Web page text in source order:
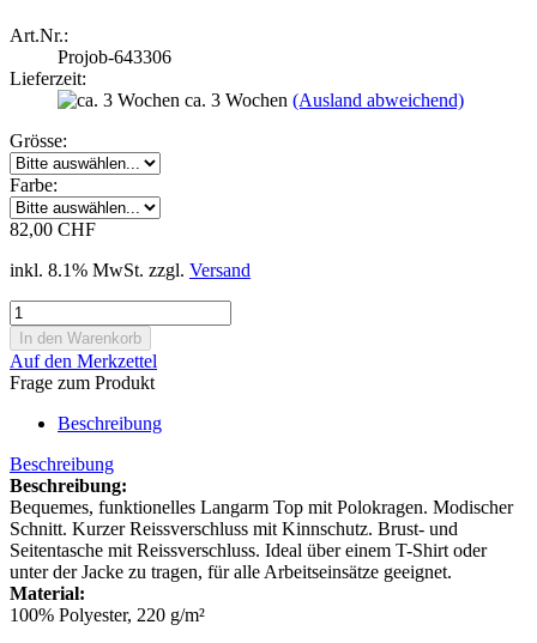
Art.Nr.:
Projob-643306
Lieferzeit:
ca. 3 Wochen (Ausland abweichend)
Grösse:
Farbe:
82,00 CHF
inkl. 8.1% MwSt. zzgl. Versand
Auf den Merkzettel
Frage zum Produkt
Beschreibung
Beschreibung
Beschreibung:
Bequemes, funktionelles Langarm Top mit Polokragen. Modischer
Schnitt. Kurzer Reissverschluss mit Kinnschutz. Brust- und
Seitentasche mit Reissverschluss. Ideal über einem T-Shirt oder
unter der Jacke zu tragen, für alle Arbeitseinsätze geeignet.
Material:
100% Polyester, 220 g/m²